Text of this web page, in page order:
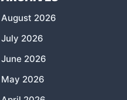
August 2026
July 2026
June 2026
May 2026